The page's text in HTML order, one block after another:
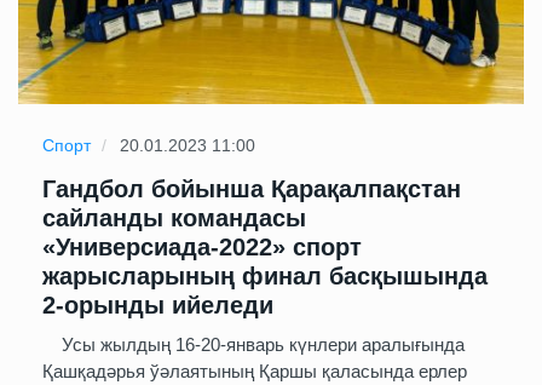
Спорт 20.01.2023 11:00
Гандбол бойынша Қарақалпақстан
сайланды командасы
«Универсиада-2022» спорт
жарысларының финал басқышында
2-орынды ийеледи
Усы жылдың 16-20-январь күнлери аралығында
Қашқадәрья ўәлаятының Қаршы қаласында ерлер